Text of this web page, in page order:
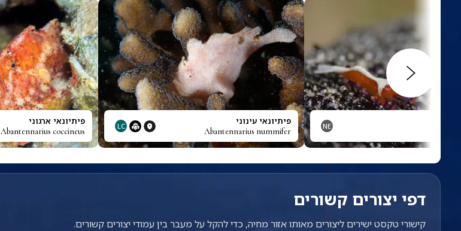
NE פיתיונאי עינוני
Abantennarius nummifer
LC פיתיונאי ארגוני
Abantennarius coccineus
דפי יצורים קשורים
קישורי טקסט ישירים ליצורים מאותו אזור מחיה, כדי להקל על מעבר בין עמודי יצורים קשורים.